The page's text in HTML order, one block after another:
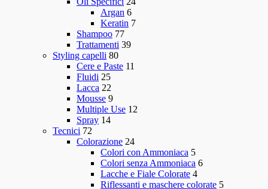
Argan 6
Keratin 7
Shampoo 77
Trattamenti 39
Styling capelli 80
Cere e Paste 11
Fluidi 25
Lacca 22
Mousse 9
Multiple Use 12
Spray 14
Tecnici 72
Colorazione 24
Colori con Ammoniaca 5
Colori senza Ammoniaca 6
Lacche e Fiale Colorate 4
Riflessanti e maschere colorate 5